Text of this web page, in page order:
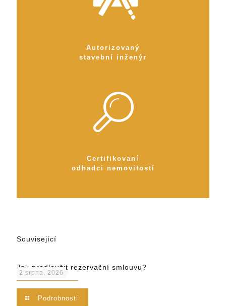
Autorizovaný
stavební inženýr
Certifikovaní
odhadci nemovitostí
Související
2 srpna, 2026
Jak prodloužit rezervační smlouvu?
Podrobnosti